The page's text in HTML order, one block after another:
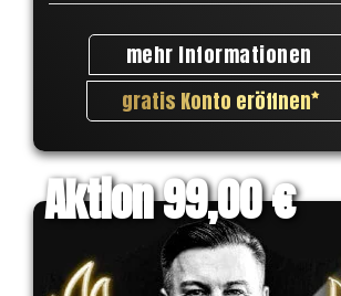
mehr Informationen
gratis Konto eröffnen
Aktion 99,00 €